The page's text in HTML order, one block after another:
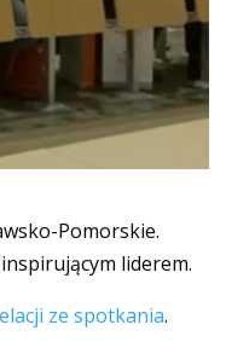
Pomorskie.
liderem.
ze spotkania.